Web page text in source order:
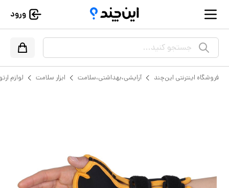
ورود
جستجو کنید...
فروشگاه اینترنتی این‌چند آرایشی،بهداشتی،سلامت ابزار سلامت لوازم